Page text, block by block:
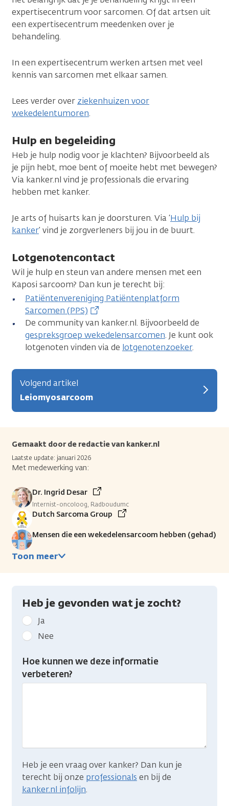
expertisecentrum voor sarcomen. Of dat artsen uit
een expertisecentrum meedenken over je
behandeling.
In een expertisecentrum werken artsen met veel
kennis van sarcomen met elkaar samen.
Lees verder over ziekenhuizen voor
wekedelentumoren.
Hulp en begeleiding
Heb je hulp nodig voor je klachten? Bijvoorbeeld als
je pijn hebt, moe bent of moeite hebt met bewegen?
Via kanker.nl vind je professionals die ervaring
hebben met kanker.
Je arts of huisarts kan je doorsturen. Via ‘Hulp bij
kanker’ vind je zorgverleners bij jou in de buurt.
Lotgenotencontact
Wil je hulp en steun van andere mensen met een
Kaposi sarcoom? Dan kun je terecht bij:
Patiëntenvereniging Patiëntenplatform
Sarcomen (PPS)
De community van kanker.nl. Bijvoorbeeld de
gespreksgroep wekedelensarcomen. Je kunt ook
lotgenoten vinden via de lotgenotenzoeker.
Volgend artikel
Leiomyosarcoom
Gemaakt door de redactie van kanker.nl
Laatste update: januari 2026
Met medewerking van:
Dr. Ingrid Desar
Internist-oncoloog, Radboudumc
Dutch Sarcoma Group
Mensen die een wekedelensarcoom hebben (gehad)
Toon meer
Heb je gevonden wat je zocht?
Geef
kanker.nl
feedback:
Heb
gevonden
Ja
Nee
Hoe kunnen we deze informatie
verbeteren?
Heb je een vraag over kanker? Dan kun je
terecht bij onze professionals en bij de
kanker.nl infolijn.